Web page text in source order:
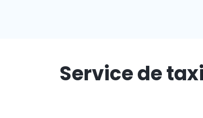
Service de